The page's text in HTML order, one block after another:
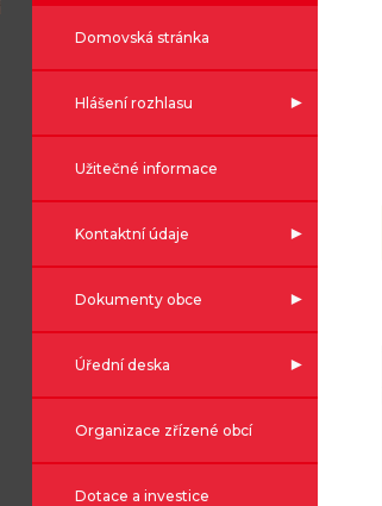
Domovská stránka
Hlášení rozhlasu
Užitečné informace
Kontaktní údaje
Dokumenty obce
Úřední deska
Organizace zřízené obcí
Dotace a investice